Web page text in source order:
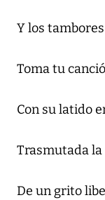
Y los
Toma tu
Con su latido
Trasmutada
De un grito